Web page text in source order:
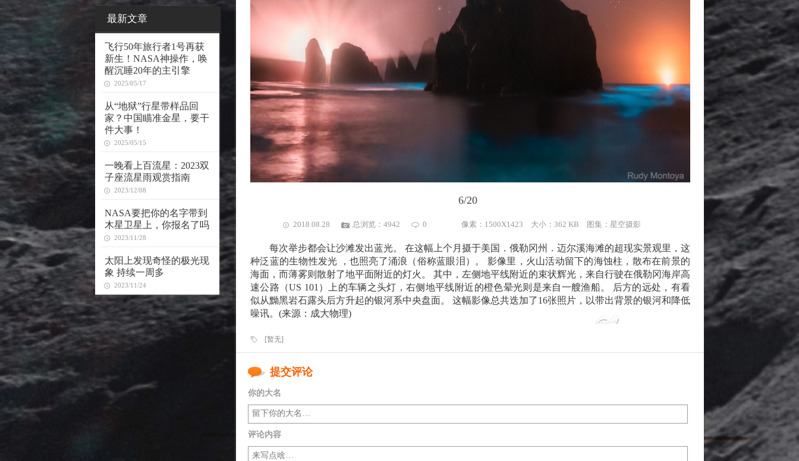
最新文章
飞行50年旅行者1号再获
新生！NASA神操作，唤
醒沉睡20年的主引擎
2025/05/17
从“地狱”行星带样品回
家？中国瞄准金星，要干
件大事！
2025/05/15
一晚看上百流星：2023双
子座流星雨观赏指南
2023/12/08
NASA要把你的名字带到
木星卫星上，你报名了吗
2023/11/28
太阳上发现奇怪的极光现
象 持续一周多
2023/11/24
6/20
2018.08.28 总浏览：4942 0 像素：1500X1423 大小：362 KB 图集： 星空摄影
每次举步都会让沙滩发出蓝光。 在这幅上个月摄于美国．俄勒冈州．迈尔溪海滩的超现实景观里，这
种泛蓝的生物性发光 ，也照亮了涌浪（俗称蓝眼泪）。 影像里，火山活动留下的海蚀柱，散布在前景的
海面，而薄雾则散射了地平面附近的灯火。 其中，左侧地平线附近的束状辉光，来自行驶在俄勒冈海岸高
速公路（US 101）上的车辆之头灯，右侧地平线附近的橙色晕光则是来自一艘渔船。 后方的远处，有看
似从黝黑岩石露头后方升起的银河系中央盘面。 这幅影像总共迭加了16张照片，以带出背景的银河和降低
噪讯。(来源：成大物理)
[暂无]
提交评论
你的大名
评论内容